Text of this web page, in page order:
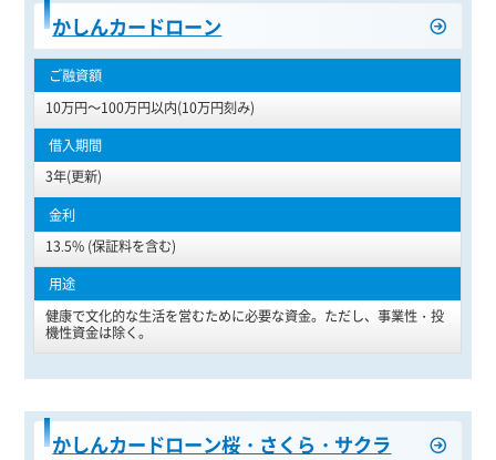
かしんカードローン
10万円～100万円以内(10万円刻み)
3年(更新)
13.5% (保証料を含む)
健康で文化的な生活を営むために必要な資金。ただし、事業性・投
機性資金は除く。
かしんカードローン桜・さくら・サクラ